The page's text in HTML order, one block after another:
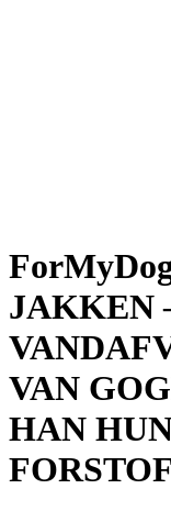
JAKKEN
VAN
HAN
FORSTOF